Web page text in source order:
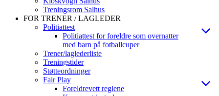
Treningsrom Salhus
FOR TRENER / LAGLEDER
Politiattest
Politiattest for foreldre som overnatter
med barn på fotballcuper
Trener/laglederliste
Treningstider
Støtteordninger
Fair Play
Foreldrevett reglene